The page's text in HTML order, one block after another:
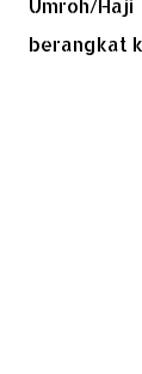
Umroh/
berangkat